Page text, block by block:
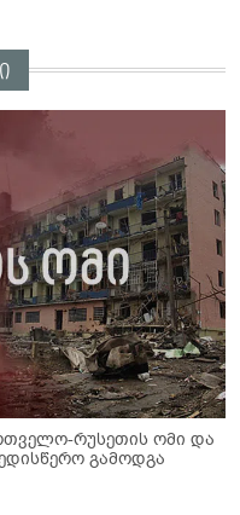
რუსეთის ომი და
გამოდგა